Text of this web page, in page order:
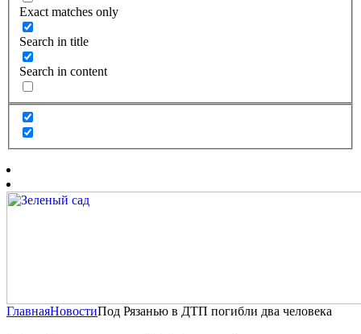
Exact matches only
Search in title
Search in content
ГлавнаяНовостиПод Рязанью в ДТП погибли два человека